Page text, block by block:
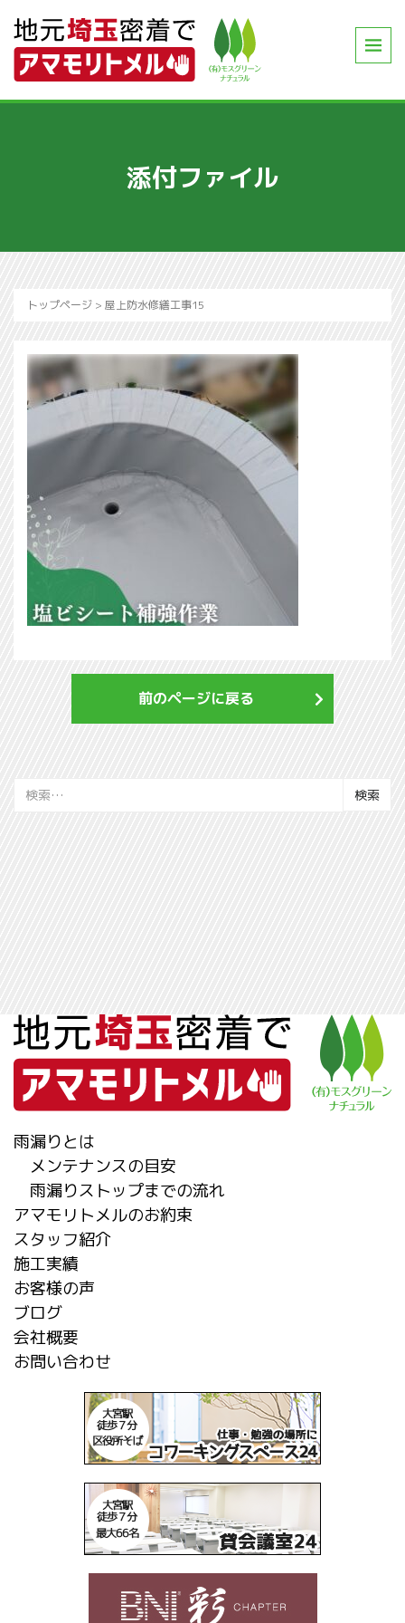
添付ファイル
トップページ > 屋上防水修繕工事15
前のページに戻る
検
雨漏りとは
メンテナンスの目安
雨漏りストップまでの流れ
アマモリトメルのお約束
スタッフ紹介
施工実績
お客様の声
ブログ
会社概要
お問い合わせ